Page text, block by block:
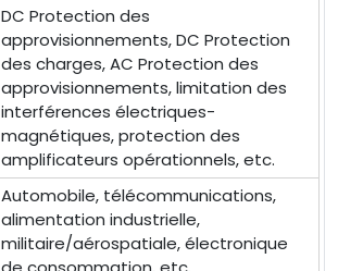
DC Protection des
approvisionnements, DC Protection
des charges, AC Protection des
approvisionnements, limitation des
interférences électriques-
magnétiques, protection des
amplificateurs opérationnels, etc.
Automobile, télécommunications,
alimentation industrielle,
militaire/aérospatiale, électronique